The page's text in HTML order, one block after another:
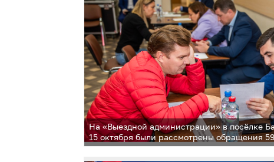
На «Выездной администрации» в посёлке
15 октября были рассмотрены обращения